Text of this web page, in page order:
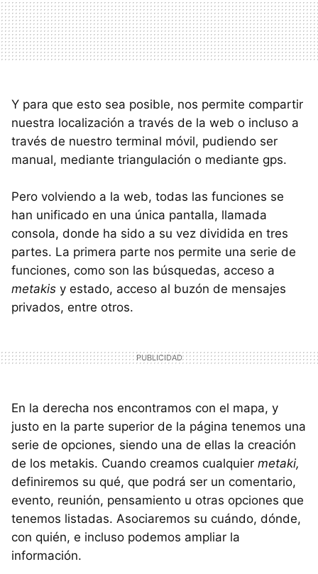
Y para que esto sea posible, nos permite compartir
nuestra localización a través de la web o incluso a
través de nuestro terminal móvil, pudiendo ser
manual, mediante triangulación o mediante gps.
Pero volviendo a la web, todas las funciones se
han unificado en una única pantalla, llamada
consola, donde ha sido a su vez dividida en tres
partes. La primera parte nos permite una serie de
funciones, como son las búsquedas, acceso a
metakis y estado, acceso al buzón de mensajes
privados, entre otros.
En la derecha nos encontramos con el mapa, y
justo en la parte superior de la página tenemos una
serie de opciones, siendo una de ellas la creación
de los metakis. Cuando creamos cualquier metaki,
definiremos su qué, que podrá ser un comentario,
evento, reunión, pensamiento u otras opciones que
tenemos listadas. Asociaremos su cuándo, dónde,
con quién, e incluso podemos ampliar la
información.